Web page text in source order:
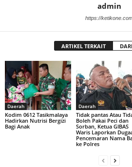
admin
https://
ARTIKEL TERKAIT
Daerah
Kodim 0612 Tasikmalaya
Hadirkan Nutrisi Bergizi
Bagi Anak
Daerah
Tidak pantas Atau
Boleh Pakai Peci dan
Sorban, Ketua GIBAS
Waris Laporkan
Pencemaran Nama
ke Polres